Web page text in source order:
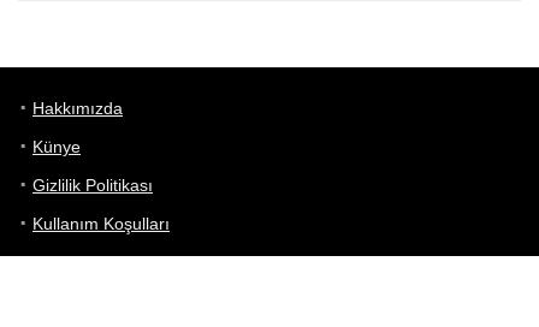
Hakkımızda
Künye
Gizlilik Politikası
Kullanım Koşulları
iletişim